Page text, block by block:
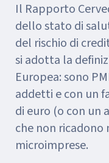
Il Rapporto
dello stato di
del rischio di
si adotta la
Europea: sono
addetti e con un
di euro (o con un
che non ricadono
microimprese.